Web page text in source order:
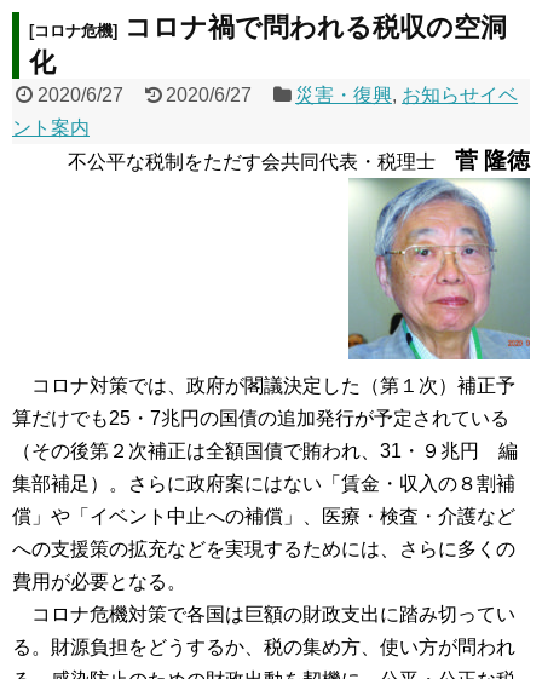
[コロナ危機] コロナ禍で問われる税収の空洞
化
2020/6/27 2020/6/27 災害・復興, お知らせイベ
ント案内
不公平な税制をただす会共同代表・税理士 菅 隆徳
コロナ対策では、政府が閣議決定した（第１次）補正予
算だけでも25・7兆円の国債の追加発行が予定されている
（その後第２次補正は全額国債で賄われ、31・９兆円 編
集部補足）。さらに政府案にはない「賃金・収入の８割補
償」や「イベント中止への補償」、医療・検査・介護など
への支援策の拡充などを実現するためには、さらに多くの
費用が必要となる。
コロナ危機対策で各国は巨額の財政支出に踏み切ってい
る。財源負担をどうするか、税の集め方、使い方が問われ